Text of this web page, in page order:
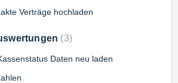
Verträge hochladen
3
Daten neu laden